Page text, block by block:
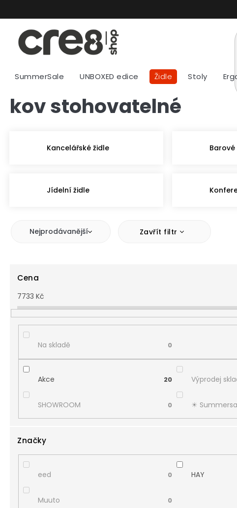
SummerSale UNBOXED edice Židle Stoly
kov stohovatelné
Kancelářské židle Barové
Jídelní židle
Nejprodávanější Zavřít filtr
Cena
7733 Kč
Na skladě 0
Akce 20 Výprodej
SHOWROOM 0 ☀︎
Značky
eed 0 HAY
Muuto 0